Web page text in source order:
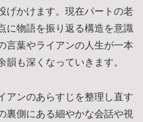
げかけます。現在パートの老
に物語を振り返る構造を意識
言葉やライアンの人生が一本
も深くなっていきます。
アンのあらすじを整理し直す
裏側にある細やかな会話や視